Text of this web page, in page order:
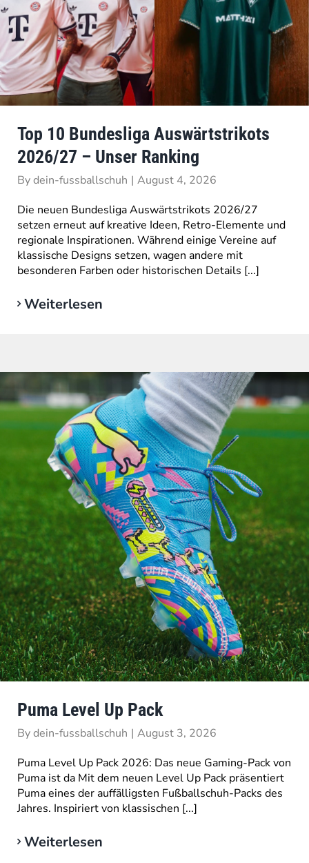
Top 10 Bundesliga Auswärtstrikots
2026/27 – Unser Ranking
Bydein-fussballschuh | August 4, 2026
Die neuen Bundesliga Auswärtstrikots 2026/27
setzen erneut auf kreative Ideen, Retro-Elemente und
regionale Inspirationen. Während einige Vereine auf
klassische Designs setzen, wagen andere mit
besonderen Farben oder historischen Details [...]
Weiterlesen
Puma Level Up Pack
Bydein-fussballschuh | August 3, 2026
Puma Level Up Pack 2026: Das neue Gaming-Pack von
Puma ist da Mit dem neuen Level Up Pack präsentiert
Puma eines der auffälligsten Fußballschuh-Packs des
Jahres. Inspiriert von klassischen [...]
Weiterlesen